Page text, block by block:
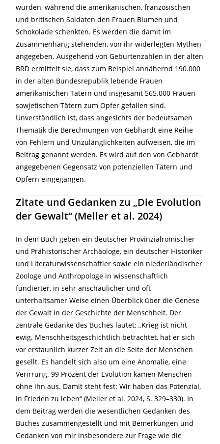
wurden, während die amerikanischen, französischen
und britischen Soldaten den Frauen Blumen und
Schokolade schenkten. Es werden die damit im
Zusammenhang stehenden, von ihr widerlegten Mythen
angegeben. Ausgehend von Geburtenzahlen in der alten
BRD ermittelt sie, dass zum Beispiel annähernd 190.000
in der alten Bundesrepublik lebende Frauen
amerikanischen Tätern und insgesamt 565.000 Frauen
sowjetischen Tätern zum Opfer gefallen sind.
Unverständlich ist, dass angesichts der bedeutsamen
Thematik die Berechnungen von Gebhardt eine Reihe
von Fehlern und Unzulänglichkeiten aufweisen, die im
Beitrag genannt werden. Es wird auf den von Gebhardt
angegebenen Gegensatz von potenziellen Tätern und
Opfern eingegangen.
Zitate und Gedanken zu „Die Evolution
der Gewalt“ (Meller et al. 2024)
In dem Buch geben ein deutscher Provinzialrömischer
und Prähistorischer Archäologe, ein deutscher Historiker
und Literaturwissenschaftler sowie ein niederländischer
Zoologe und Anthropologe in wissenschaftlich
fundierter, in sehr anschaulicher und oft
unterhaltsamer Weise einen Überblick über die Genese
der Gewalt in der Geschichte der Menschheit. Der
zentrale Gedanke des Buches lautet: „Krieg ist nicht
ewig. Menschheitsgeschichtlich betrachtet, hat er sich
vor erstaunlich kurzer Zeit an die Seite der Menschen
gesellt. Es handelt sich also um eine Anomalie, eine
Verirrung. 99 Prozent der Evolution kamen Menschen
ohne ihn aus. Damit steht fest: Wir haben das Potenzial,
in Frieden zu leben“ (Meller et al. 2024, S. 329–330). In
dem Beitrag werden die wesentlichen Gedanken des
Buches zusammengestellt und mit Bemerkungen und
Gedanken von mir insbesondere zur Frage wie die